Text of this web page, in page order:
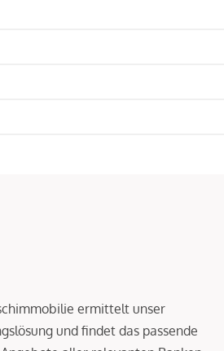
ermittelt unser
und findet das passende